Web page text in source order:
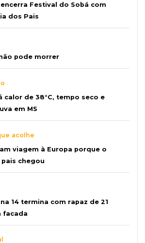
Festival do Sobá com
dos Pais
pode morrer
calor de 38°C, tempo seco e
em MS
acolhe
viagem à Europa porque o
chegou
14 termina com rapaz de 21
facada